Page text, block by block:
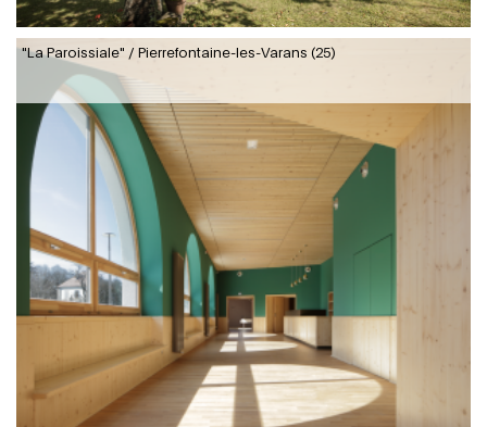
"La Paroissiale" / Pierrefontaine-les-Varans (25)